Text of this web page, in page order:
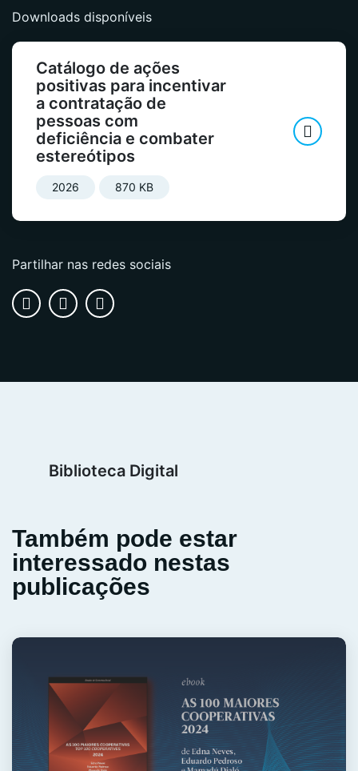
Downloads disponíveis
Catálogo de ações
positivas para incentivar
a contratação de
pessoas com
deficiência e combater
estereótipos
2026 870 KB
Partilhar nas redes sociais
Biblioteca Digital
Também pode estar
interessado nestas
publicações